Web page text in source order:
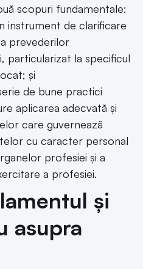
scopuri fundamentale:
instrument de clarificare
prevederilor
particularizat la specificul
și
de bune practici
aplicarea adecvată și
care guvernează
cu caracter personal
profesiei și a
a profesiei.
și
asupra